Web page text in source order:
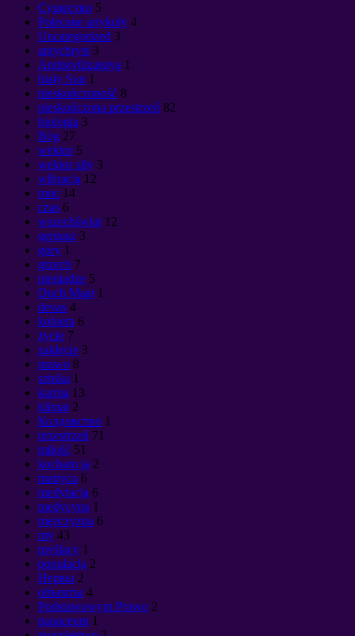
Cущество 5
Polecane artykuły 4
Uncategorized 3
antychryst 3
Antitsivilizatsiya 1
biały Sun 1
nieskończoność 8
nieskończona przestrzeń 82
biologia 3
Bóg 27
wektor 5
wektor siły 3
wibracja 12
moc 14
czas 6
wszechświat 12
geniusz 3
góry 1
grzech 7
pieniądze 5
Duch Maat 1
devas 4
kobieta 6
życie 7
zaklęcie 3
prawo 8
sztuka 1
karma 13
klimat 2
Колдовство 1
przestrzeń 71
miłość 51
kocham ją 2
matryca 6
medytacja 6
medycyna 1
mężczyzna 6
my 43
myślący 1
populacja 2
Нервы 2
объекты 4
Podstawowym Prawo 2
panaceum 1